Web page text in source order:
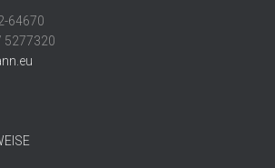
64670
5277320